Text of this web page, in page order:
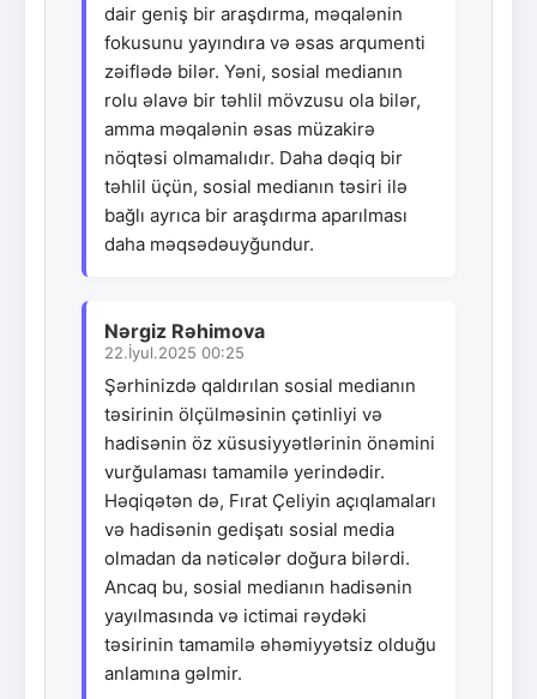
dair geniş bir araşdırma, məqalənin
fokusunu yayındıra və əsas arqumenti
zəiflədə bilər. Yəni, sosial medianın
rolu əlavə bir təhlil mövzusu ola bilər,
amma məqalənin əsas müzakirə
nöqtəsi olmamalıdır. Daha dəqiq bir
təhlil üçün, sosial medianın təsiri ilə
bağlı ayrıca bir araşdırma aparılması
daha məqsədəuyğundur.
Nərgiz Rəhimova
22.İyul.2025 00:25
Şərhinizdə qaldırılan sosial medianın
təsirinin ölçülməsinin çətinliyi və
hadisənin öz xüsusiyyətlərinin önəmini
vurğulaması tamamilə yerindədir.
Həqiqətən də, Fırat Çeliyin açıqlamaları
və hadisənin gedişatı sosial media
olmadan da nəticələr doğura bilərdi.
Ancaq bu, sosial medianın hadisənin
yayılmasında və ictimai rəydəki
təsirinin tamamilə əhəmiyyətsiz olduğu
anlamına gəlmir.